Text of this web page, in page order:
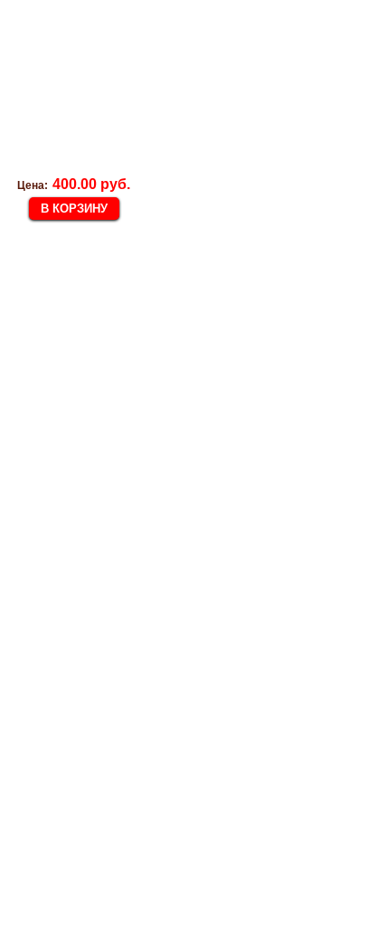
Цена: 400.00 руб.